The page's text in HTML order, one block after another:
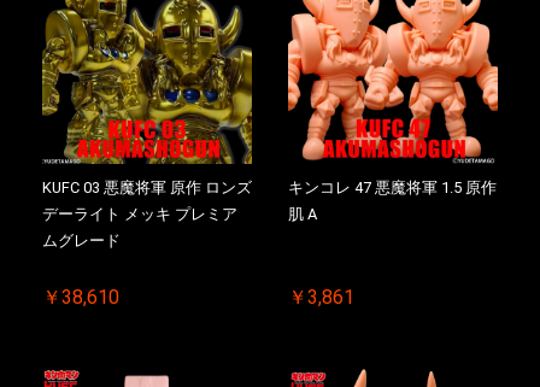
KUFC 03 悪魔将軍 原作 ロンズ
デーライト メッキ プレミア
ムグレード
￥38,610
キンコレ 47 悪魔将軍 1.5 原作
肌 A
￥3,861